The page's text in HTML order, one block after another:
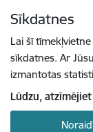
Sīkdatnes
Lai šī
sīkdatnes. Ar
izmantotas
Lūdzu,